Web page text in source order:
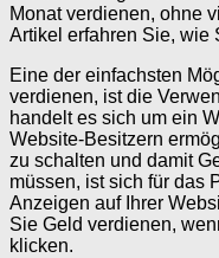
Monat verdienen, ohne
Artikel erfahren Sie, wie
Eine der einfachsten
verdienen, ist die
handelt es sich um ein
Website-Besitzern
zu schalten und damit
müssen, ist sich für das
Anzeigen auf Ihrer
Sie Geld verdienen,
klicken.